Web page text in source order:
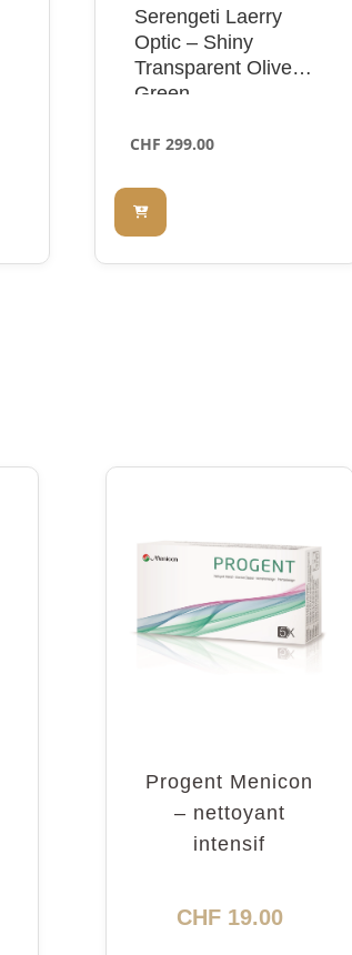
Serengeti Laerry
Optic – Shiny
Transparent Olive
Green
CHF 299.00
Progent Menicon
– nettoyant
intensif
CHF19.00